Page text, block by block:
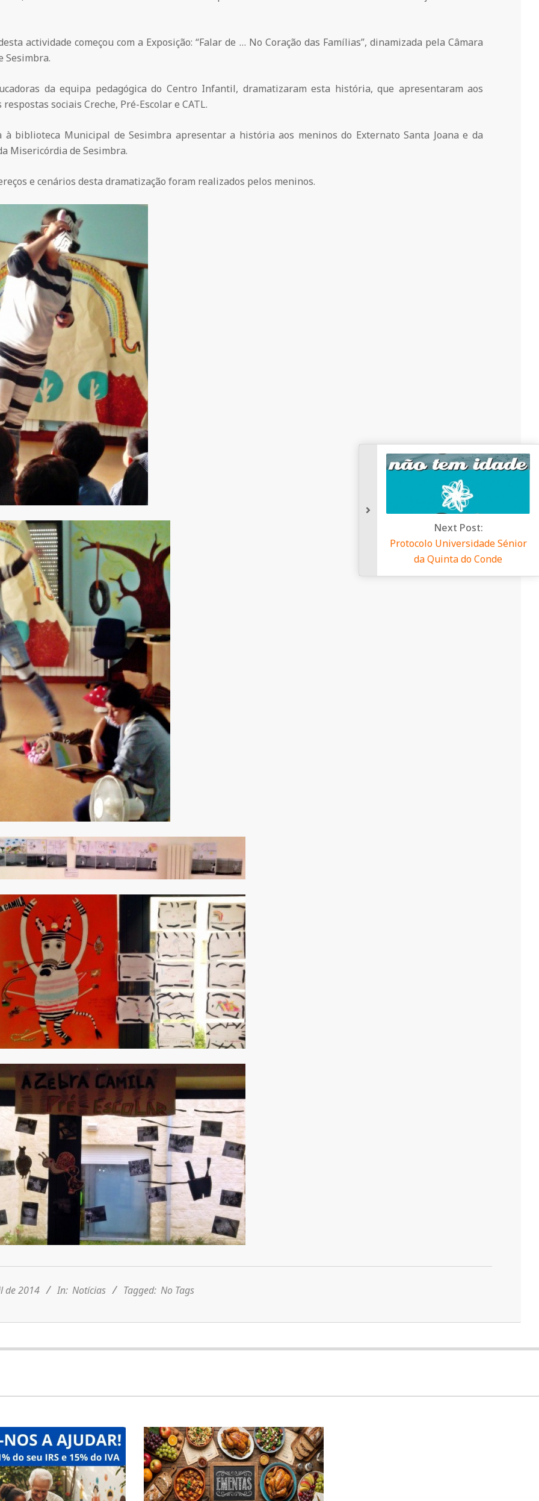
actividade começou com a Exposição: “Falar de … No Coração das Famílias”, dinamizada pela Câmara
Sesimbra.
da equipa pedagógica do Centro Infantil, dramatizaram esta história, que apresentaram aos
sociais Creche, Pré-Escolar e CATL.
à biblioteca Municipal de Sesimbra apresentar a história aos meninos do Externato Santa Joana e da
Misericórdia de Sesimbra.
e cenários desta dramatização foram realizados pelos meninos.
de 2014 In: Notícias Tagged: No Tags